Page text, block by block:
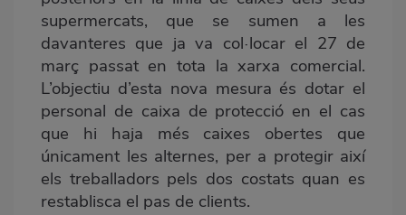
supermercats, que se sumen a les
davanteres que ja va col·locar el 27 de
març passat en tota la xarxa comercial.
L’objectiu d’esta nova mesura és dotar el
personal de caixa de protecció en el cas
que hi haja més caixes obertes que
únicament les alternes, per a protegir així
els treballadors pels dos costats quan es
restablisca el pas de clients.